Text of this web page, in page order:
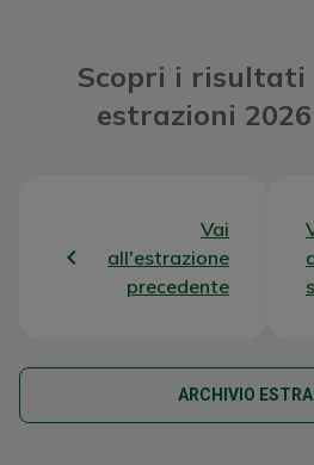
Scopri i risultati
estrazioni
Vai
all'estrazione
precedente
ARCHIVIO